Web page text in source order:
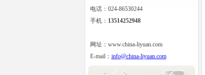
电话：024-86530244
手机： 13514252948
网址：www.china-liyuan.com
E-mail： info@china-liyuan.com